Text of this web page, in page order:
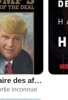
L'Art de faire des affaires par Donald Trump : le film
inconnue